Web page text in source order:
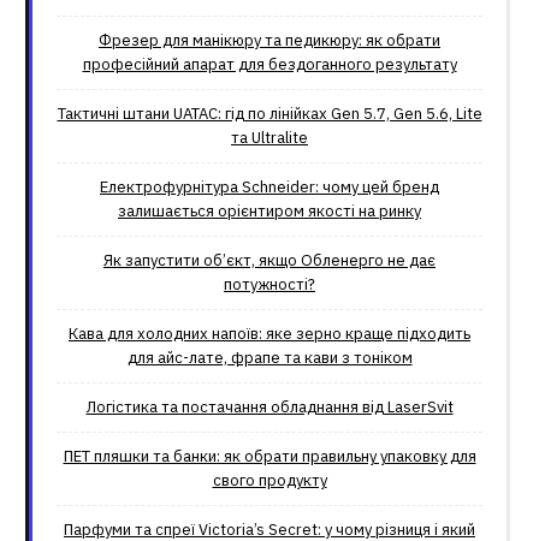
Фрезер для манікюру та педикюру: як обрати
професійний апарат для бездоганного результату
Тактичні штани UATAC: гід по лінійках Gen 5.7, Gen 5.6, Lite
та Ultralite
Електрофурнітура Schneider: чому цей бренд
залишається орієнтиром якості на ринку
Як запустити об’єкт, якщо Обленерго не дає
потужності?
Кава для холодних напоїв: яке зерно краще підходить
для айс-лате, фрапе та кави з тоніком
Логістика та постачання обладнання від LaserSvit
ПЕТ пляшки та банки: як обрати правильну упаковку для
свого продукту
Парфуми та спреї Victoria’s Secret: у чому різниця і який